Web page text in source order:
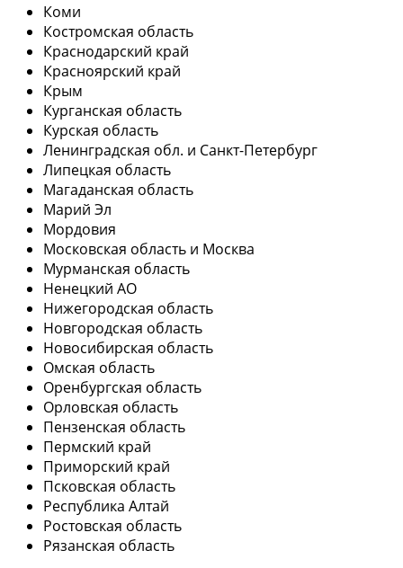
Коми
Костромская область
Краснодарский край
Красноярский край
Крым
Курганская область
Курская область
Ленинградская обл. и Санкт-Петербург
Липецкая область
Магаданская область
Марий Эл
Мордовия
Московская область и Москва
Мурманская область
Ненецкий АО
Нижегородская область
Новгородская область
Новосибирская область
Омская область
Оренбургская область
Орловская область
Пензенская область
Пермский край
Приморский край
Псковская область
Республика Алтай
Ростовская область
Рязанская область